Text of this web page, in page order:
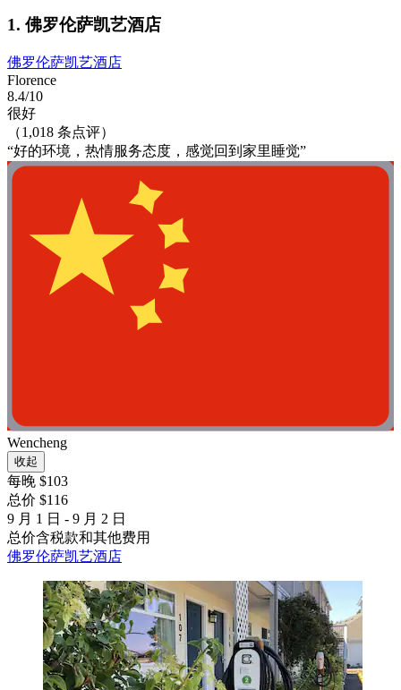
1. 佛罗伦萨凯艺酒店
佛罗伦萨凯艺酒店
Florence
8.4/10
很好
（1,018 条点评）
“好的环境，热情服务态度，感觉回到家里睡觉”
Wencheng
收起
每晚 $103
总价 $116
9 月 1 日 - 9 月 2 日
总价含税款和其他费用
佛罗伦萨凯艺酒店